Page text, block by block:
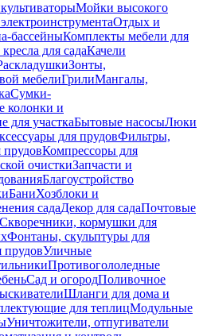
Мойки высокого
Отдых и
бассейныКомплекты мебели для
для садаКачели
Зонты,
мебелиГрилиМангалы,
Сумки-
колонки и
для участкаБытовые насосыЛюки
для прудовФильтры,
прудовКомпрессоры для
очисткиЗапчасти и
Благоустройство
БаниХозблоки и
садаДекор для садаПочтовые
Скворечники, кормушки для
Фонтаны, скульптуры для
прудовУличные
Противогололедные
Сад и огородПоливочное
Шланги для дома и
для теплицМодульные
Уничтожители, отпугиватели